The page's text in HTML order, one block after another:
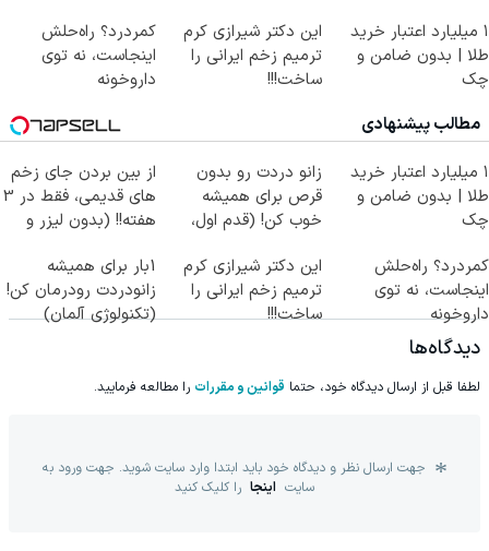
۱ میلیارد اعتبار خرید
طلا | بدون ضامن و
چک
این دکتر شیرازی کرم
ترمیم زخم ایرانی را
ساخت!!!
کمردرد؟ راه‌حلش
اینجاست، نه توی
داروخونه
مطالب پیشنهادی
۱ میلیارد اعتبار خرید
طلا | بدون ضامن و
چک
زانو دردت رو بدون
قرص برای همیشه
خوب کن! (قدم اول،
از بین بردن جای زخم
های قدیمی، فقط در 3
هفته!! (بدون لیزر و
کمردرد؟ راه‌حلش
اینجاست، نه توی
داروخونه
این دکتر شیرازی کرم
ترمیم زخم ایرانی را
ساخت!!!
1بار برای همیشه
زانودردت رودرمان کن!
(تکنولوژی آلمان)
دیدگاه‌ها
لطفا قبل از ارسال دیدگاه خود، حتما قوانین و مقررات را مطالعه فرمایید.
جهت ارسال نظر و دیدگاه خود باید ابتدا وارد سایت شوید. جهت ورود به
سایت اینجا را کلیک کنید